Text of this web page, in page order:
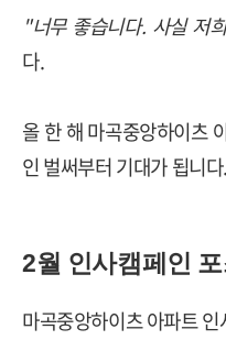
"너무 좋습니다. 사실 저
다.
올 한 해 마곡중앙하이츠
인 벌써부터 기대가 됩니다.
2월 인사캠페인
마곡중앙하이츠 아파트